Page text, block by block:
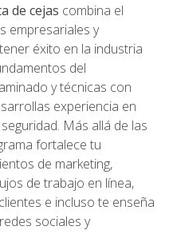
de cejas combina el
empresariales y
éxito en la industria
del
y técnicas con
experiencia en
Más allá de las
fortalece tu
de marketing,
de trabajo en línea,
e incluso te enseña
sociales y